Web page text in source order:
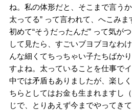
ね。私の体形だと、そこまで言う
太ってる” って言われて、へこみ
初めて“そうだったんだ” って気が
して見たら、すごいブヨブヨなわ
んな細くてちっちゃい子たちばか
すよね。太っていることを仕事で
中では矛盾もありましたが、楽し
ちらとしてはお金も生まれますし
じで、とりあえず今までやってきて